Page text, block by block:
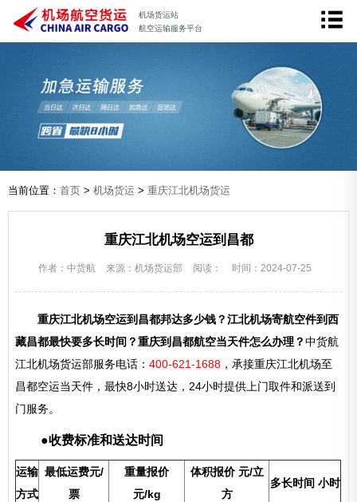
机场货运站
航空运输服务平台
当前位置： 首页 > 机场货运 > 重庆江北机场货运
重庆江北机场空运到昌都
作者：中货航 来源：机场货运部 阅读： 时间：2024-07-25
重庆江北机场空运到昌都邦达多少钱？江北机场寄航空件到西
藏昌都最快要多长时间？重庆到昌都航空当天件怎么办理？中货航
江北机场货运部服务电话：400-621-1688 ，承接重庆江北机场至
昌都空运当天件，最快8小时送达，24小时提供上门取件和派送到
门服务。
●收费标准和送达时间
运输
方式
最低运费元/
票
重量报价
元/kg
体积报价 元/立
方
多长时间 小时